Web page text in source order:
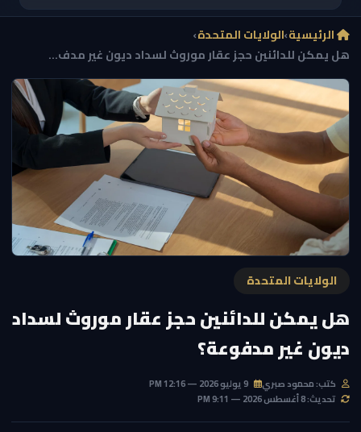
الرئيسية›الولايات المتحدة›
هل يمكن للدائنين حجز عقار موروث لسداد ديون غير مدف...
الولايات المتحدة
هل يمكن للدائنين حجز عقار موروث لسداد
ديون غير مدفوعة؟
كتب: محمود صبري
تحديث: 8 أغسطس 2026 — 9:11 PM